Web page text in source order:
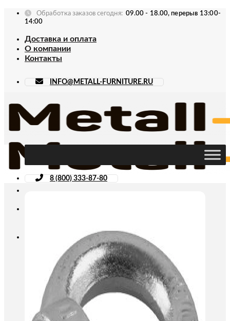
Skip
Обработка заказов сегодня: 09.00 - 18.00, перерыв 13:00-
14:00
Доставка и оплата
О компании
Контакты
INFO@METALL-FURNITURE.RU
8 (800) 333-87-80